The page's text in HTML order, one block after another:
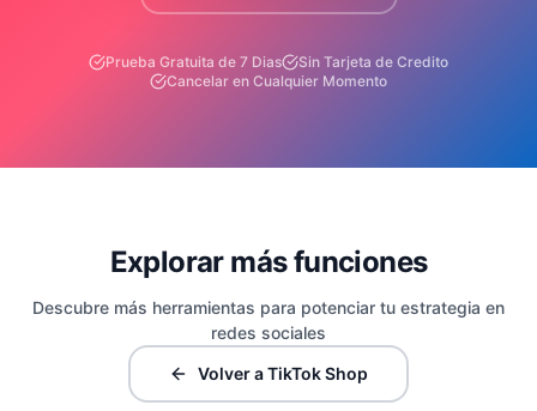
Prueba Gratuita de 7 Dias
Sin Tarjeta de Credito
Cancelar en Cualquier Momento
Explorar más funciones
Descubre más herramientas para potenciar tu estrategia en
redes sociales
Volver a TikTok Shop